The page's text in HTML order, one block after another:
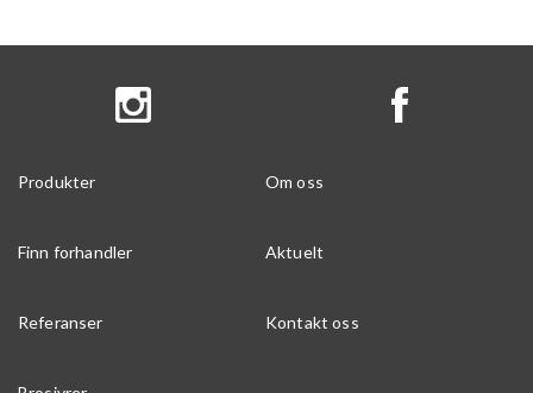
Produkter Om oss
Finn forhandler Aktuelt
Referanser Kontakt oss